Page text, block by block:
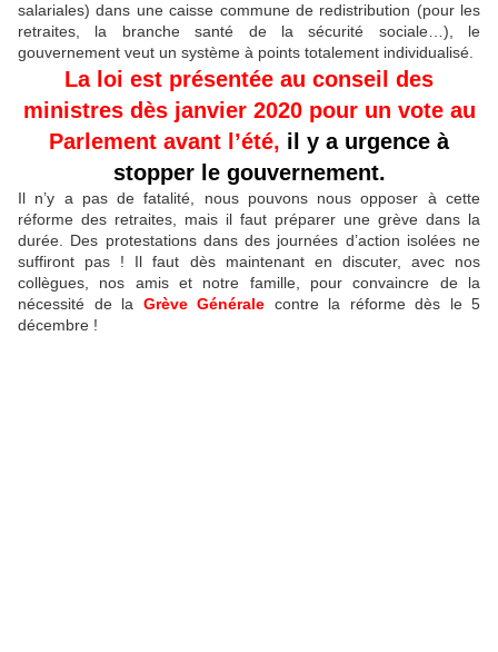
salariales) dans une caisse commune de redistribution (pour les
retraites, la branche santé de la sécurité sociale…), le
gouvernement veut un système à points totalement individualisé.
La loi est présentée au conseil des
ministres dès janvier 2020 pour un vote au
Parlement avant l’été, il y a urgence à
stopper le gouvernement.
Il n’y a pas de fatalité, nous pouvons nous opposer à cette
réforme des retraites, mais il faut préparer une grève dans la
durée. Des protestations dans des journées d’action isolées ne
suffiront pas ! Il faut dès maintenant en discuter, avec nos
collègues, nos amis et notre famille, pour convaincre de la
nécessité de la Grève Générale contre la réforme dès le 5
décembre !